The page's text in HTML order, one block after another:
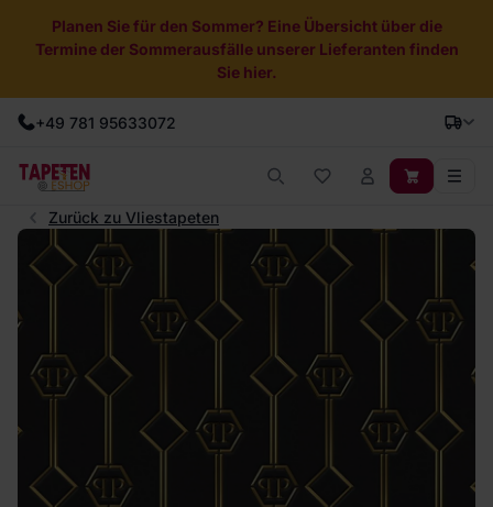
Planen Sie für den Sommer? Eine Übersicht über die
Termine der Sommerausfälle unserer Lieferanten finden
Sie hier.
+49 781 95633072
Zurück zu Vliestapeten